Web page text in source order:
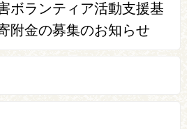
ボランティア活動支援基
附金の募集のお知らせ